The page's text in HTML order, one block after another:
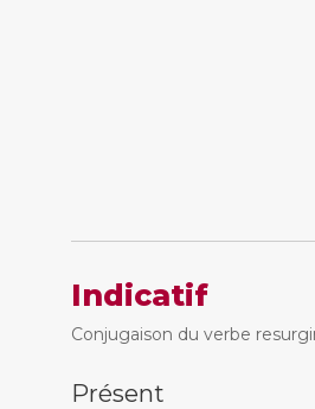
Indicatif
Conjugaison du verbe
Présent